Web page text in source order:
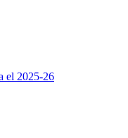
el 2025-26